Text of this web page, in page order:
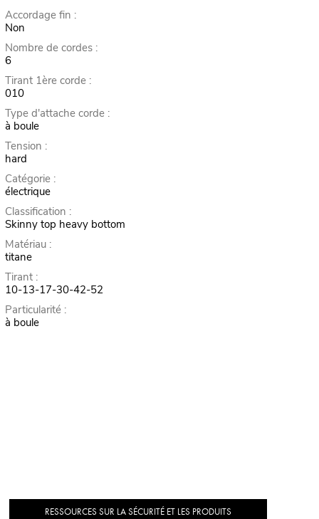
Accordage fin :
Non
Nombre de cordes :
6
Tirant 1ère corde :
010
Type d'attache corde :
à boule
Tension :
hard
Catégorie :
électrique
Classification :
Skinny top heavy bottom
Matériau :
titane
Tirant :
10-13-17-30-42-52
Particularité :
à boule
RESSOURCES SUR LA SÉCURITÉ ET LES PRODUITS